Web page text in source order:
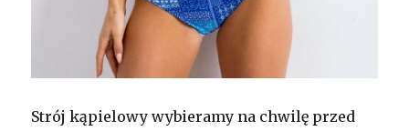
Strój kąpielowy wybieramy na chwilę przed